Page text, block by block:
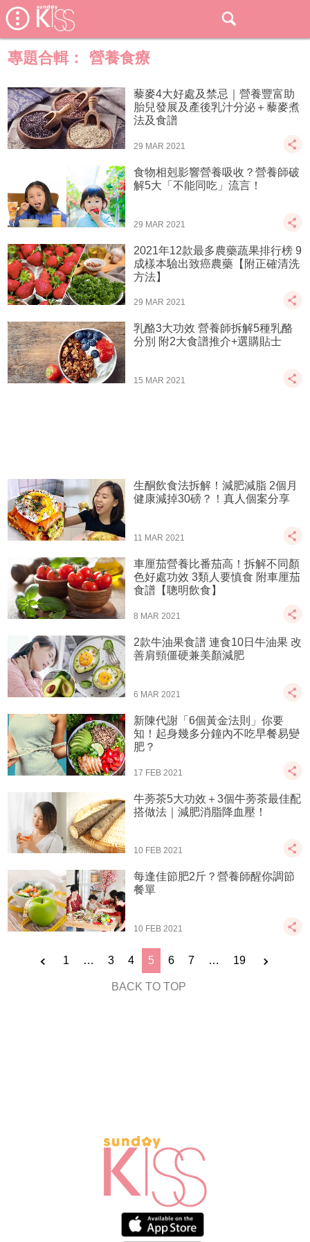
專題合輯： 營養食療
藜麥4大好處及禁忌｜營養豐富助
胎兒發展及產後乳汁分泌＋藜麥煮
法及食譜
29 MAR 2021
食物相剋影響營養吸收？營養師破
解5大「不能同吃」流言！
29 MAR 2021
2021年12款最多農藥蔬果排行榜 9
成樣本驗出致癌農藥【附正確清洗
方法】
29 MAR 2021
乳酪3大功效 營養師拆解5種乳酪
分別 附2大食譜推介+選購貼士
15 MAR 2021
生酮飲食法拆解！減肥減脂 2個月
健康減掉30磅？！真人個案分享
11 MAR 2021
車厘茄營養比番茄高！拆解不同顏
色好處功效 3類人要慎食 附車厘茄
食譜【聰明飲食】
8 MAR 2021
2款牛油果食譜 連食10日牛油果 改
善肩頸僵硬兼美顏減肥
6 MAR 2021
新陳代謝「6個黃金法則」你要
知！起身幾多分鐘內不吃早餐易變
肥？
17 FEB 2021
牛蒡茶5大功效＋3個牛蒡茶最佳配
搭做法｜減肥消脂降血壓！
10 FEB 2021
每逢佳節肥2斤？營養師醒你調節
餐單
10 FEB 2021
1 … 3 4 5 6 7 … 19
BACK TO TOP